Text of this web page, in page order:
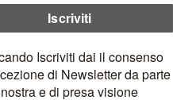
magico! Ti starai
l’amore per la sua
e Consuelo, vestiva la piccola
indossare capi di